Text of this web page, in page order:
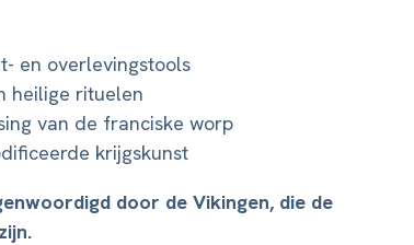
en overlevingstools
heilige rituelen
van de franciske worp
krijgskunst
door de Vikingen, die de